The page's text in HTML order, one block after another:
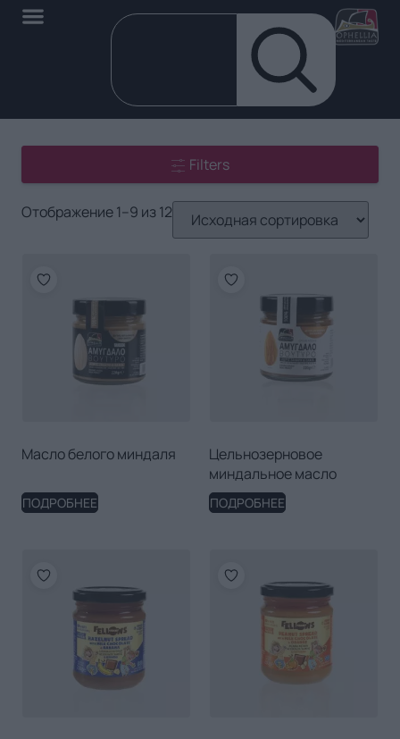
Filters
Отображение 1–9 из 12
Масло белого миндаля
ПОДРОБНЕЕ
Цельнозерновое
миндальное масло
ПОДРОБНЕЕ